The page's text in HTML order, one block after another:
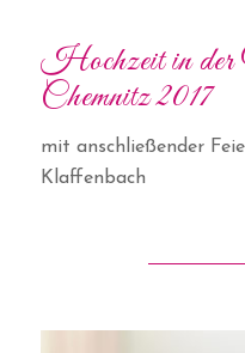
Hochzeit in
Chemnitz 2017
mit anschließender
Klaffenbach